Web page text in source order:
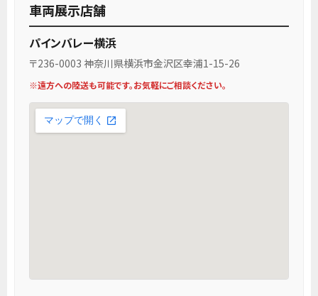
車両展示店舗
パインバレー横浜
〒236-0003 神奈川県横浜市金沢区幸浦1-15-26
※遠方への陸送も可能です。お気軽にご相談ください。